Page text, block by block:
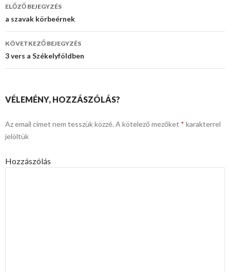
Bejegyzés
navigáció
ELŐZŐ BEJEGYZÉS
a szavak körbeérnek
KÖVETKEZŐ BEJEGYZÉS
3 vers a Székelyföldben
VÉLEMÉNY, HOZZÁSZÓLÁS?
Az email címet nem tesszük közzé. A kötelező mezőket * karakterrel
jelöltük
Hozzászólás